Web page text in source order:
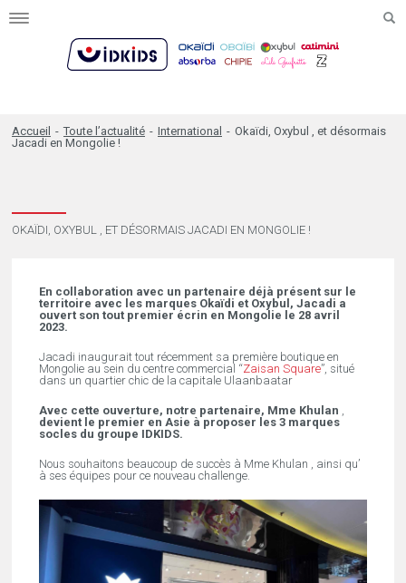
Toggle
Accueil - Toute l’actualité - International - Okaïdi, Oxybul , et désormais
Jacadi en Mongolie !
OKAÏDI, OXYBUL , ET DÉSORMAIS JACADI EN MONGOLIE !
En collaboration avec un partenaire déjà présent sur le
territoire avec les marques Okaïdi et Oxybul, Jacadi a
ouvert son tout premier écrin en Mongolie le 28 avril
2023.
Jacadi inaugurait tout récemment sa première boutique en
Mongolie au sein du centre commercial “Zaisan Square”, situé
dans un quartier chic de la capitale Ulaanbaatar
Avec cette ouverture, notre partenaire, Mme Khulan ,
devient le premier en Asie à proposer les 3 marques
socles du groupe IDKIDS.
Nous souhaitons beaucoup de succès à Mme Khulan , ainsi qu’
à ses équipes pour ce nouveau challenge.